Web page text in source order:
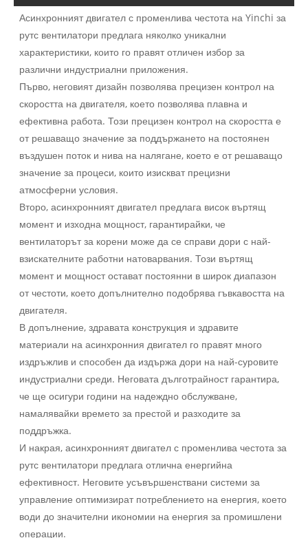
Асинхронният двигател с променлива честота на Yinchi за
рутс вентилатори предлага няколко уникални
характеристики, които го правят отличен избор за
различни индустриални приложения.
Първо, неговият дизайн позволява прецизен контрол на
скоростта на двигателя, което позволява плавна и
ефективна работа. Този прецизен контрол на скоростта е
от решаващо значение за поддържането на постоянен
въздушен поток и нива на налягане, което е от решаващо
значение за процеси, които изискват прецизни
атмосферни условия.
Второ, асинхронният двигател предлага висок въртящ
момент и изходна мощност, гарантирайки, че
вентилаторът за корени може да се справи дори с най-
взискателните работни натоварвания. Този въртящ
момент и мощност остават постоянни в широк диапазон
от честоти, което допълнително подобрява гъвкавостта на
двигателя.
В допълнение, здравата конструкция и здравите
материали на асинхронния двигател го правят много
издръжлив и способен да издържа дори на най-суровите
индустриални среди. Неговата дълготрайност гарантира,
че ще осигури години на надеждно обслужване,
намалявайки времето за престой и разходите за
поддръжка.
И накрая, асинхронният двигател с променлива честота за
рутс вентилатори предлага отлична енергийна
ефективност. Неговите усъвършенствани системи за
управление оптимизират потреблението на енергия, което
води до значителни икономии на енергия за промишлени
операции.